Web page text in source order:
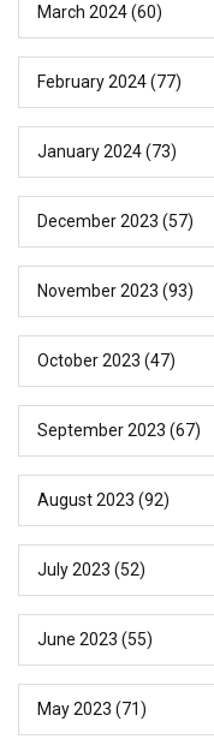
March 2024(60)
February 2024(77)
January 2024(73)
December 2023 (57)
November 2023 (93)
October 2023 (47)
September 2023 (67)
August 2023 (92)
July 2023 (52)
June 2023 (55)
May 2023 (71)